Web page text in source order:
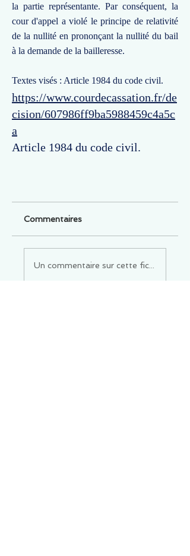
la partie représentante. Par conséquent, la
cour d'appel a violé le principe de relativité
de la nullité en prononçant la nullité du bail
à la demande de la bailleresse.
Textes visés : Article 1984 du code civil.
https://www.courdecassation.fr/de
cision/607986ff9ba5988459c4a5c
a
Article 1984 du code civil.
Commentaires
Un commentaire sur cette fiche ou cet